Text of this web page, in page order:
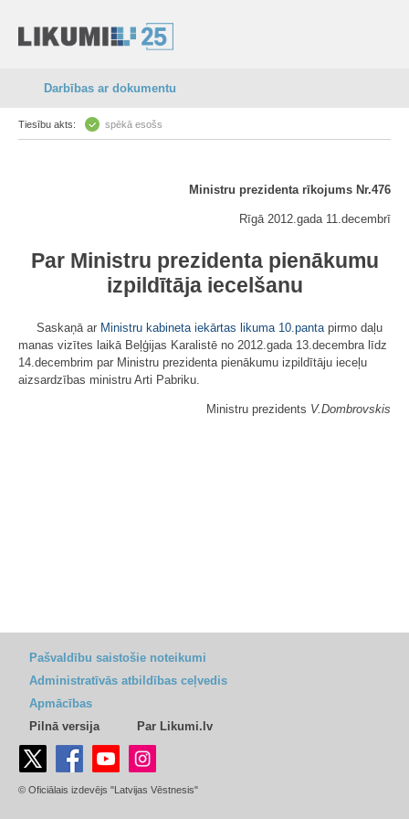
Darbības ar dokumentu
Tiesību akts: spēkā esošs
Ministru prezidenta rīkojums Nr.476
Rīgā 2012.gada 11.decembrī
Par Ministru prezidenta pienākumu
izpildītāja iecelšanu
Saskaņā ar Ministru kabineta iekārtas likuma 10.pantapirmo daļu
manas vizītes laikā Beļģijas Karalistē no 2012.gada 13.decembra līdz
14.decembrim par Ministru prezidenta pienākumu izpildītāju ieceļu
aizsardzības ministru Arti Pabriku.
Ministru prezidents V.Dombrovskis
Pašvaldību saistošie noteikumi
Administratīvās atbildības ceļvedis
Apmācības
Pilnā versija
Par Likumi.lv
© Oficiālais izdevējs "Latvijas Vēstnesis"